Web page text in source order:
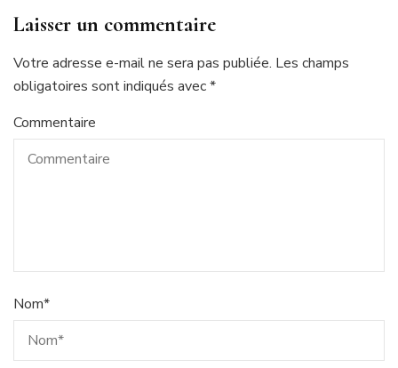
Laisser un commentaire
Votre adresse e-mail ne sera pas publiée. Les champs
obligatoires sont indiqués avec*
Commentaire
Nom*